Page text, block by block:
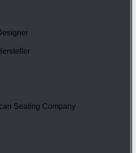
Seating Company